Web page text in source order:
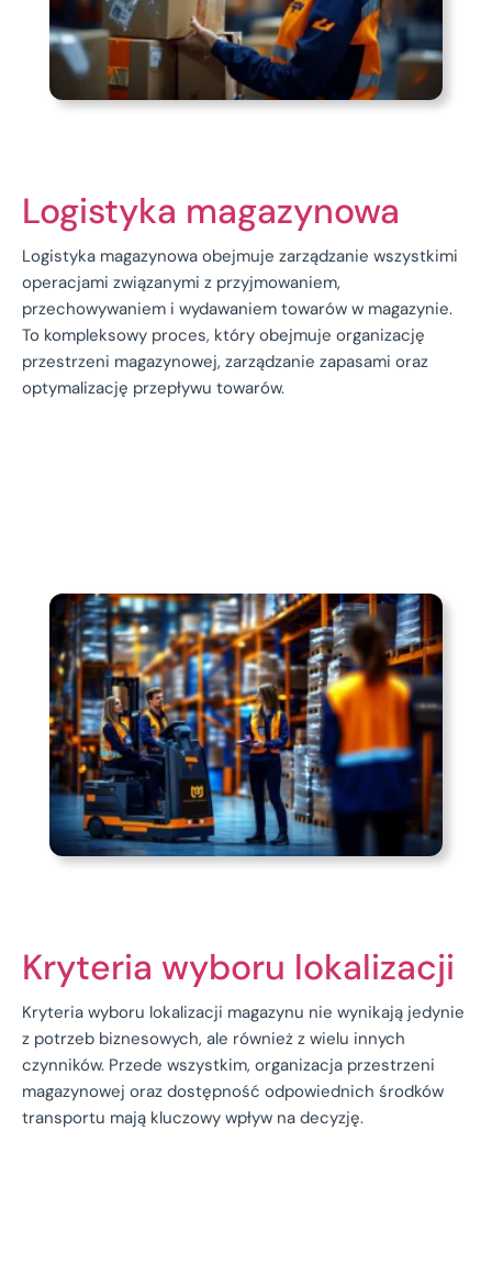
Logistyka magazynowa
Logistyka magazynowa obejmuje zarządzanie wszystkimi
operacjami związanymi z przyjmowaniem,
przechowywaniem i wydawaniem towarów w magazynie.
To kompleksowy proces, który obejmuje organizację
przestrzeni magazynowej, zarządzanie zapasami oraz
optymalizację przepływu towarów.
Kryteria wyboru lokalizacji
Kryteria wyboru lokalizacji magazynu nie wynikają jedynie
z potrzeb biznesowych, ale również z wielu innych
czynników. Przede wszystkim, organizacja przestrzeni
magazynowej oraz dostępność odpowiednich środków
transportu mają kluczowy wpływ na decyzję.